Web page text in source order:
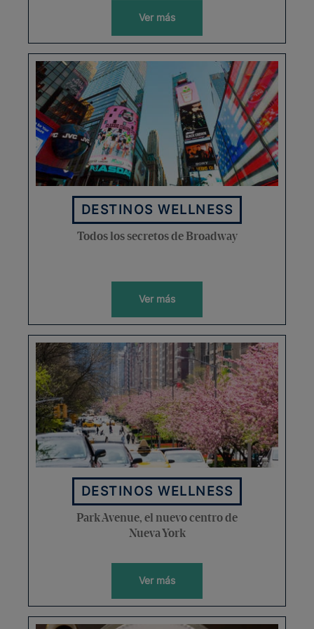
Ver más
DESTINOS WELLNESS
Todos los secretos de Broadway
Ver más
DESTINOS WELLNESS
Park Avenue, el nuevo centro de
Nueva York
Ver más